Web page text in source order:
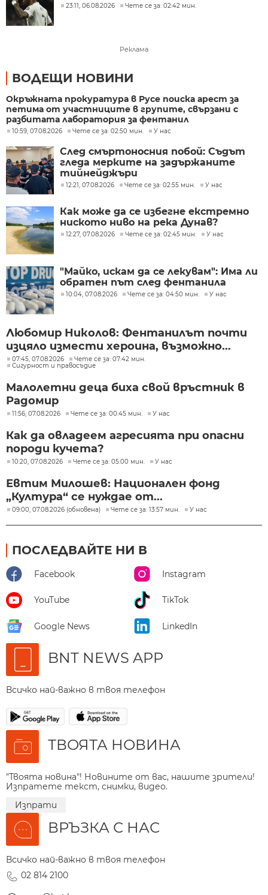
23:11, 06.08.2026 Чете се за: 02:42 мин.
Реклама
ВОДЕЩИ НОВИНИ
Окръжната прокуратура в Русе поиска арест за
петима от участниците в групите, свързани с
разбитата лаборатория за фентанил
10:59, 07.08.2026 Чете се за: 02:50 мин. У нас
След смъртоносния побой: Съдът
гледа мерките на задържаните
тийнейджъри
12:21, 07.08.2026 Чете се за: 02:55 мин. У нас
Как може да се избегне екстремно
ниското ниво на река Дунав?
12:27, 07.08.2026 Чете се за: 02:45 мин. У нас
"Майко, искам да се лекувам": Има ли
обратен път след фентанила
10:04, 07.08.2026 Чете се за: 04:50 мин. У нас
Любомир Николов: Фентанилът почти
изцяло измести хероина, възможно...
07:45, 07.08.2026
Чете се за: 07:42 мин.
Сигурност и правосъдие
Малолетни деца биха свой връстник в
Радомир
11:56, 07.08.2026 Чете се за: 00:45 мин. У нас
Как да овладеем агресията при опасни
породи кучета?
10:20, 07.08.2026 Чете се за: 05:00 мин. У нас
Евтим Милошев: Национален фонд
„Култура“ се нуждае от...
09:00, 07.08.2026 (обновена) Чете се за: 13:57 мин. У нас
ПОСЛЕДВАЙТЕ НИ В
Facebook Instagram
YouTube TikTok
Google News LinkedIn
BNT NEWS APP
Всичко най-важно в твоя телефон
ТВОЯТА НОВИНА
"Твоята новина"! Новините от вас, нашите зрители!
Изпратете текст, снимки, видео.
Изпрати
ВРЪЗКА С НАС
Всичко най-важно в твоя телефон
02 814 2100